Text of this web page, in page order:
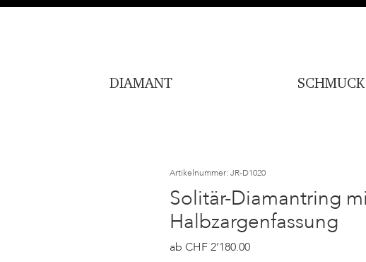
DIAMANT SCHMUCK
Artikelnummer: JR-D1020
Solitär-Diamantring
Halbzargenfassung
ab CHF 2’180.00Sale-